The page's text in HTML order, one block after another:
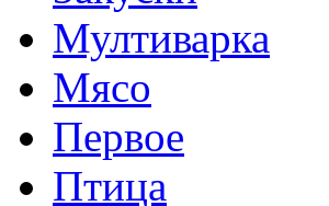
Мултиварка
Мясо
Первое
Птица